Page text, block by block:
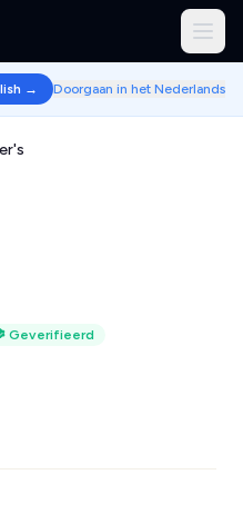
→ Doorgaan in het Nederlands
Geverifieerd